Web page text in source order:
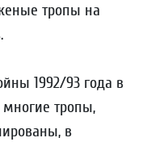
тропы на
1992/93 года в
тропы,
в